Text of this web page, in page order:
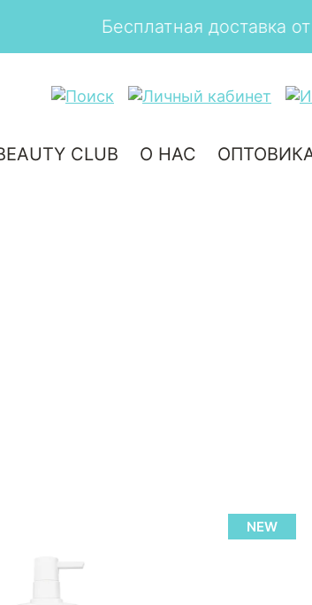
рублей
CLUB О НАС
NEW